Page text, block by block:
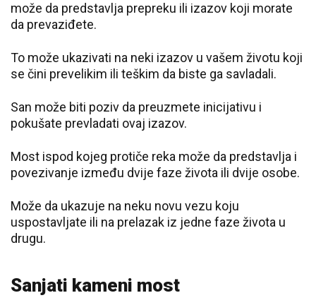
može da predstavlja prepreku ili izazov koji morate
da prevaziđete.
To može ukazivati na neki izazov u vašem životu koji
se čini prevelikim ili teškim da biste ga savladali.
San može biti poziv da preuzmete inicijativu i
pokušate prevladati ovaj izazov.
Most ispod kojeg protiče reka može da predstavlja i
povezivanje između dvije faze života ili dvije osobe.
Može da ukazuje na neku novu vezu koju
uspostavljate ili na prelazak iz jedne faze života u
drugu.
Sanjati kameni most